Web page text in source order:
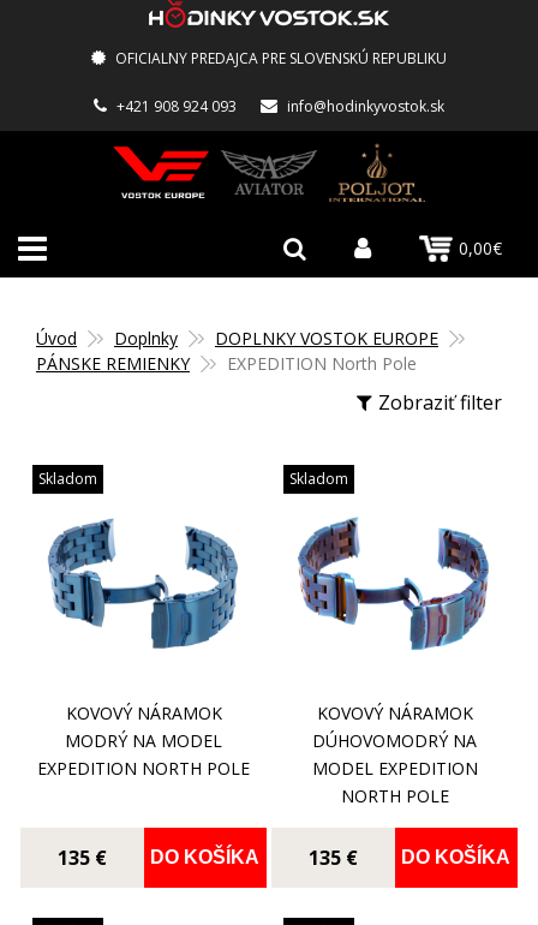
OFICIALNY PREDAJCA PRE SLOVENSKÚ REPUBLIKU
+421 908 924 093 info@hodinkyvostok.sk
0,00€
Úvod Doplnky
DOPLNKY VOSTOK EUROPE
PÁNSKE REMIENKY
EXPEDITION North Pole
Zobraziť filter
Skladom
KOVOVÝ NÁRAMOK
MODRÝ NA MODEL
EXPEDITION NORTH POLE
135 € DO KOŠÍKA
Skladom
KOVOVÝ NÁRAMOK
DÚHOVOMODRÝ NA
MODEL EXPEDITION
NORTH POLE
135 € DO KOŠÍKA